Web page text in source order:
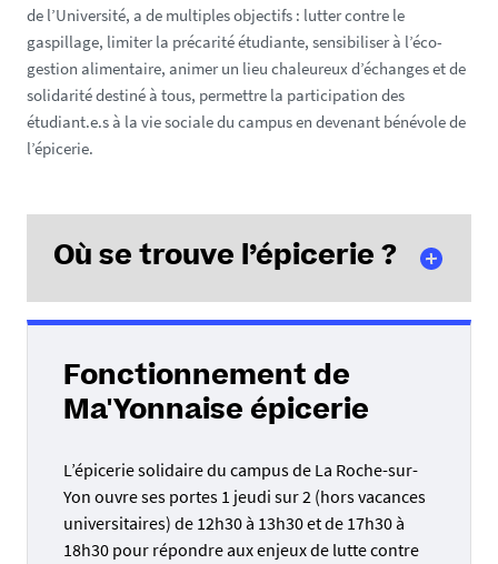
de l’Université, a de multiples objectifs : lutter contre le
gaspillage, limiter la précarité étudiante, sensibiliser à l’éco-
gestion alimentaire, animer un lieu chaleureux d’échanges et de
solidarité destiné à tous, permettre la participation des
étudiant.e.s à la vie sociale du campus en devenant bénévole de
l’épicerie.
Où se trouve l’épicerie ?
Fonctionnement de
Ma'Yonnaise épicerie
L’épicerie solidaire du campus de La Roche-sur-
Yon ouvre ses portes 1 jeudi sur 2 (hors vacances
universitaires) de 12h30 à 13h30 et de 17h30 à
18h30 pour répondre aux enjeux de lutte contre